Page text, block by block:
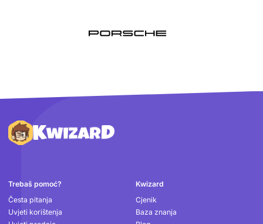
Podnožje
Trebaš pomoć?
Česta pitanja
Uvjeti korištenja
Kwizard
Cjenik
Baza znanja